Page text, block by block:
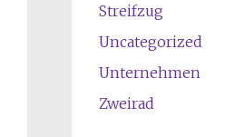
Streifzug
Uncategorized
Unternehmen
Zweirad